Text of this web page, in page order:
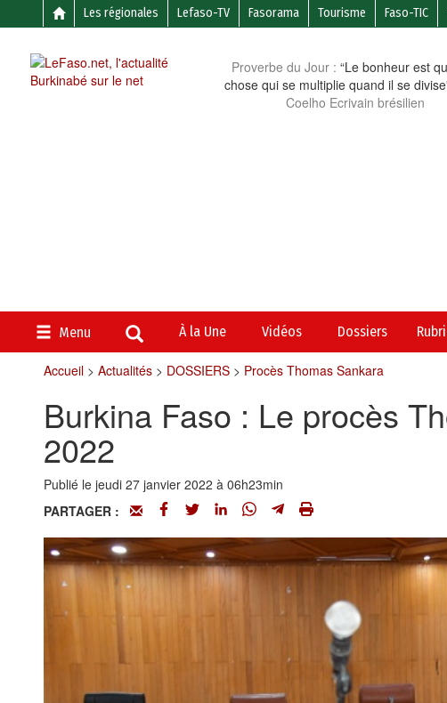
Les régionales Lefaso-TV Fasorama Tourisme Faso-TIC
Proverbe du Jour : “Le bonheur est
chose qui se multiplie quand il se
Coelho Ecrivain brésilien
Menu À la Une Vidéos Dossiers
Accueil> Actualités> DOSSIERS> Procès Thomas Sankara
Burkina Faso : Le procès
2022
Publié le jeudi 27 janvier 2022 à 06h23min
PARTAGER :